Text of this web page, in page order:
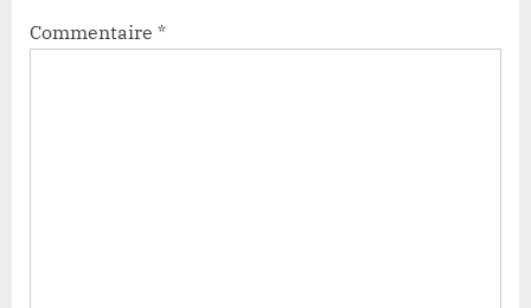
Commentaire *